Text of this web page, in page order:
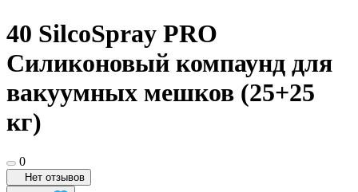
40 SilcoSpray PRO
Силиконовый компаунд для
вакуумных мешков (25+25
кг)
0
Нет отзывов